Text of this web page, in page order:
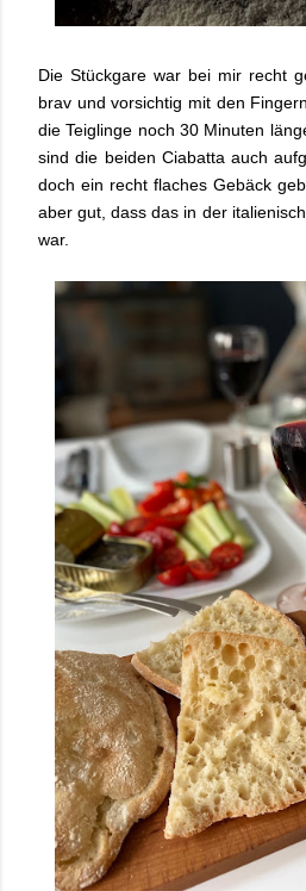
Die Stückgare war bei mir recht
brav und vorsichtig mit den
die Teiglinge noch 30 Minuten
sind die beiden Ciabatta auch
doch ein recht flaches Gebäck
aber gut, dass das in der
war.